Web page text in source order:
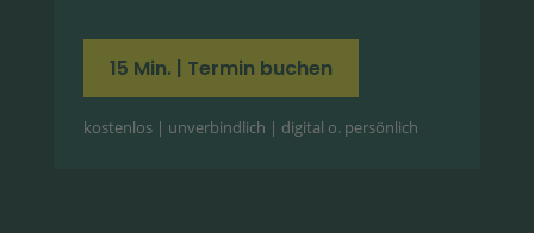
15 Min. | Termin buchen
kostenlos | unverbindlich | digital o. persönlich